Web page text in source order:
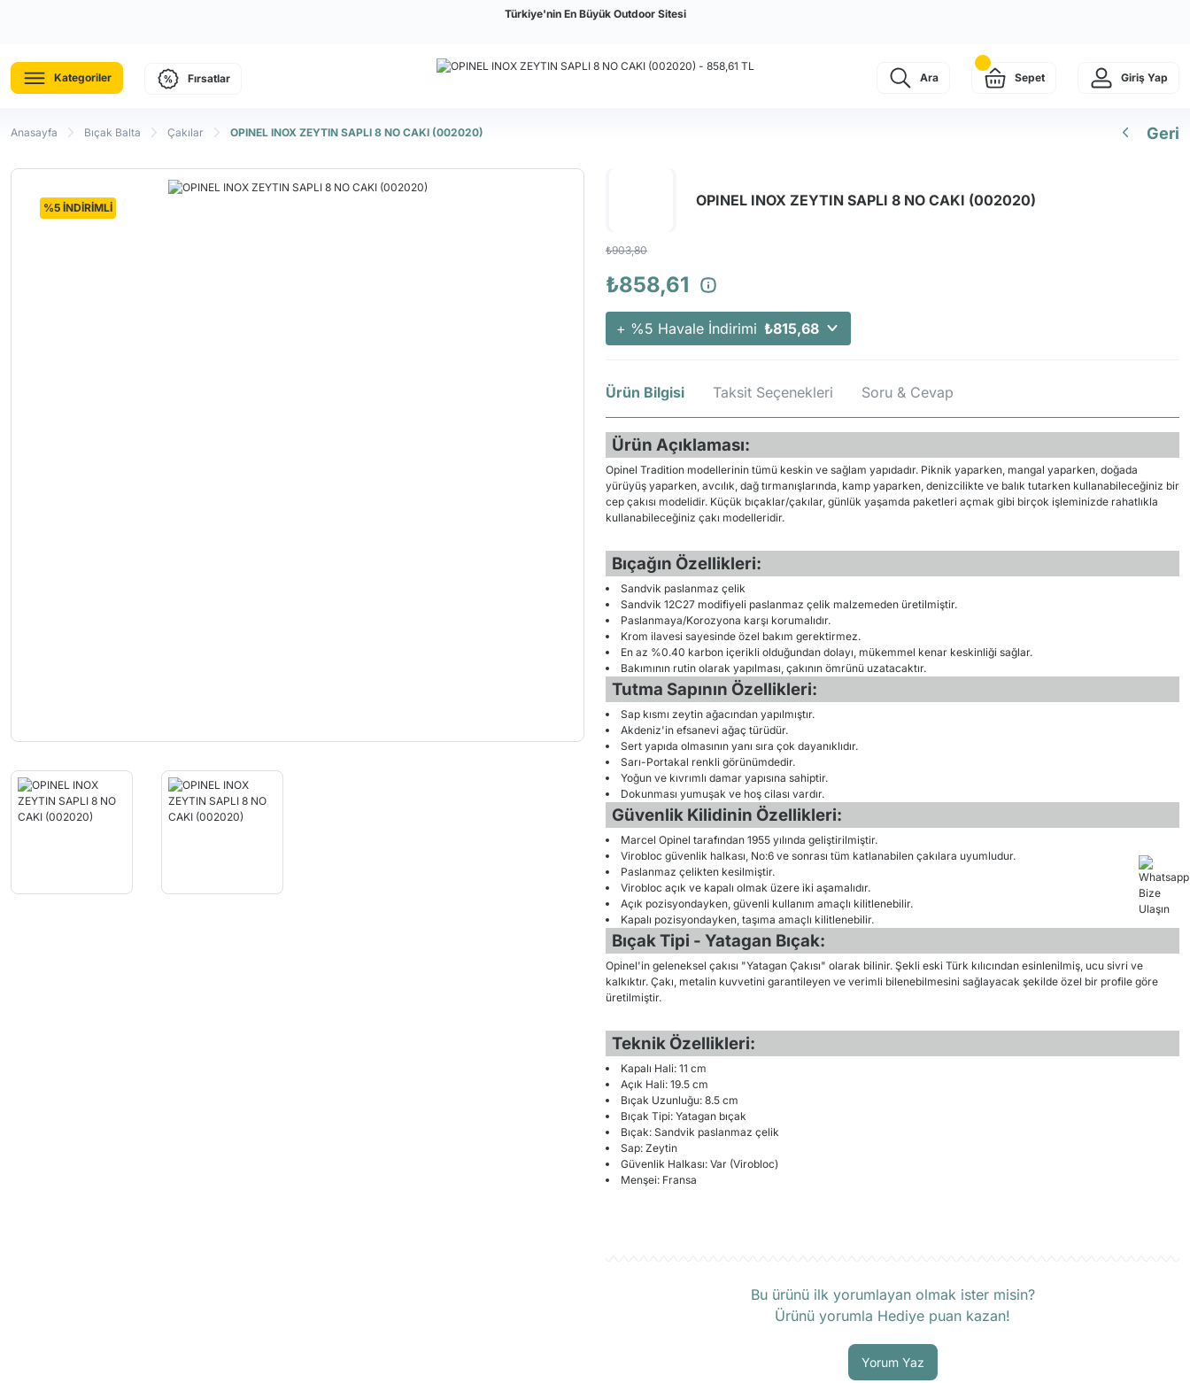
Türkiye'nin En Büyük Outdoor Sitesi
Kategoriler Fırsatlar Ara Sepet Giriş Yap
Anasayfa Bıçak Balta Çakılar OPINEL INOX ZEYTIN SAPLI 8 NO CAKI (002020) Geri
%5 İNDİRİMLİ OPINEL INOX ZEYTIN SAPLI 8 NO CAKI (002020)
₺903,80
₺858,61
+ %5 Havale İndirimi ₺815,68
Ürün Bilgisi Taksit Seçenekleri Soru & Cevap
Ürün Açıklaması:
Opinel Tradition modellerinin tümü keskin ve sağlam yapıdadır. Piknik yaparken, mangal yaparken, doğada
yürüyüş yaparken, avcılık, dağ tırmanışlarında, kamp yaparken, denizcilikte ve balık tutarken kullanabileceğiniz bir
cep çakısı modelidir. Küçük bıçaklar/çakılar, günlük yaşamda paketleri açmak gibi birçok işleminizde rahatlıkla
kullanabileceğiniz çakı modelleridir.
Bıçağın Özellikleri:
Sandvik paslanmaz çelik
Sandvik 12C27 modifiyeli paslanmaz çelik malzemeden üretilmiştir.
Paslanmaya/Korozyona karşı korumalıdır.
Krom ilavesi sayesinde özel bakım gerektirmez.
En az %0.40 karbon içerikli olduğundan dolayı, mükemmel kenar keskinliği sağlar.
Bakımının rutin olarak yapılması, çakının ömrünü uzatacaktır.
Tutma Sapının Özellikleri:
Sap kısmı zeytin ağacından yapılmıştır.
Akdeniz'in efsanevi ağaç türüdür.
Sert yapıda olmasının yanı sıra çok dayanıklıdır.
Sarı-Portakal renkli görünümdedir.
Yoğun ve kıvrımlı damar yapısına sahiptir.
Dokunması yumuşak ve hoş cilası vardır.
Güvenlik Kilidinin Özellikleri:
Marcel Opinel tarafından 1955 yılında geliştirilmiştir.
Virobloc güvenlik halkası, No:6 ve sonrası tüm katlanabilen çakılara uyumludur.
Paslanmaz çelikten kesilmiştir.
Virobloc açık ve kapalı olmak üzere iki aşamalıdır.
Açık pozisyondayken, güvenli kullanım amaçlı kilitlenebilir.
Kapalı pozisyondayken, taşıma amaçlı kilitlenebilir.
Bıçak Tipi - Yatagan Bıçak:
Opinel'in geleneksel çakısı "Yatagan Çakısı" olarak bilinir. Şekli eski Türk kılıcından esinlenilmiş, ucu sivri ve
kalkıktır. Çakı, metalin kuvvetini garantileyen ve verimli bilenebilmesini sağlayacak şekilde özel bir profile göre
üretilmiştir.
Teknik Özellikleri:
Kapalı Hali: 11 cm
Açık Hali: 19.5 cm
Bıçak Uzunluğu: 8.5 cm
Bıçak Tipi: Yatagan bıçak
Bıçak: Sandvik paslanmaz çelik
Sap: Zeytin
Güvenlik Halkası: Var (Virobloc)
Menşei: Fransa
Bu ürünü ilk yorumlayan olmak ister misin?
Ürünü yorumla Hediye puan kazan!
Yorum Yaz